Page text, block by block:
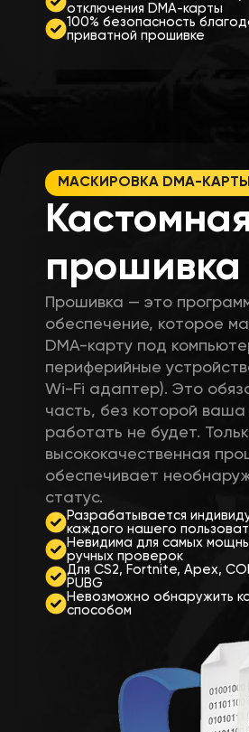
отключения DMA-карты
100% безопасность
приватной прошивке
МАСКИРОВКА DMA-КАРТЫ
прошивка
Прошивка — это
обеспечение, которое
DMA-карту под
периферийные
Wi-Fi адаптер). Это
часть, без которой ваша
работать не будет.
высококачественная
обеспечивает
статус.
Разрабатывается
каждого нашего
Невидима для самых
ручных проверок
Для CS2, Fortnite, Apex,
PUBG
Невозможно обнаружить
способом